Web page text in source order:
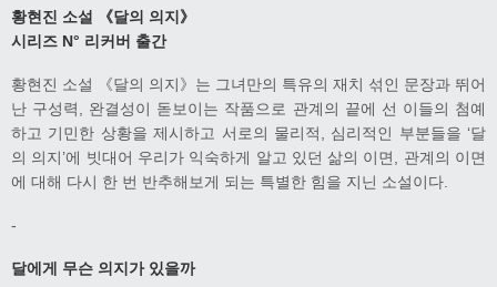
황현진 소설 《달의 의지》
시리즈 N° 리커버 출간
황현진 소설 《달의 의지》는 그녀만의 특유의 재치 섞인 문장과 뛰어
난 구성력, 완결성이 돋보이는 작품으로 관계의 끝에 선 이들의 첨예
하고 기민한 상황을 제시하고 서로의 물리적, 심리적인 부분들을 ‘달
의 의지’에 빗대어 우리가 익숙하게 알고 있던 삶의 이면, 관계의 이면
에 대해 다시 한 번 반추해보게 되는 특별한 힘을 지닌 소설이다.
-
달에게 무슨 의지가 있을까